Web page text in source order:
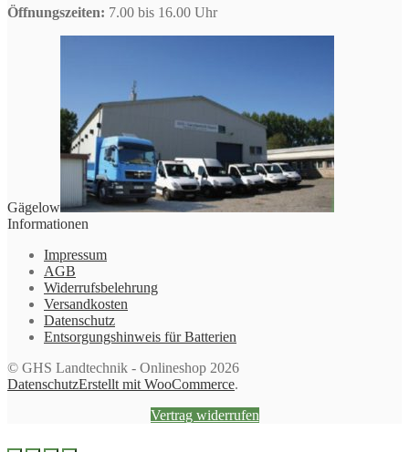
Öffnungszeiten: 7.00 bis 16.00 Uhr
Gägelow
Informationen
Impressum
AGB
Widerrufsbelehrung
Versandkosten
Datenschutz
Entsorgungshinweis für Batterien
© GHS Landtechnik - Onlineshop 2026
DatenschutzErstellt mit WooCommerce.
Vertrag widerrufen